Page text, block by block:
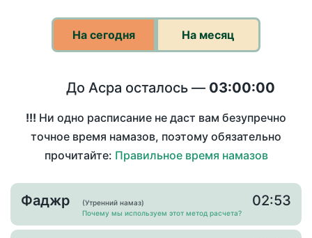
На сегодня На месяц
До Асра осталось — 03:00:00
!!! Ни одно расписание не даст вам безупречно
точное время намазов, поэтому обязательно
прочитайте: Правильное время намазов
Фаджр
(Утренний намаз)
Почему мы используем этот метод расчета?
02:53